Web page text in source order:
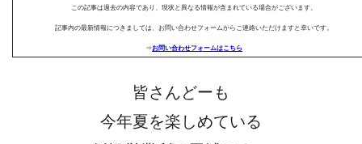
この記事は過去の内容であり、現状と異なる情報が含まれている場合がございます。
記事内の最新情報につきましては、お問い合わせフォームからご連絡いただけますと幸いです。
⇒お問い合わせフォームはこちら
皆さんどーも
今年夏を楽しめている